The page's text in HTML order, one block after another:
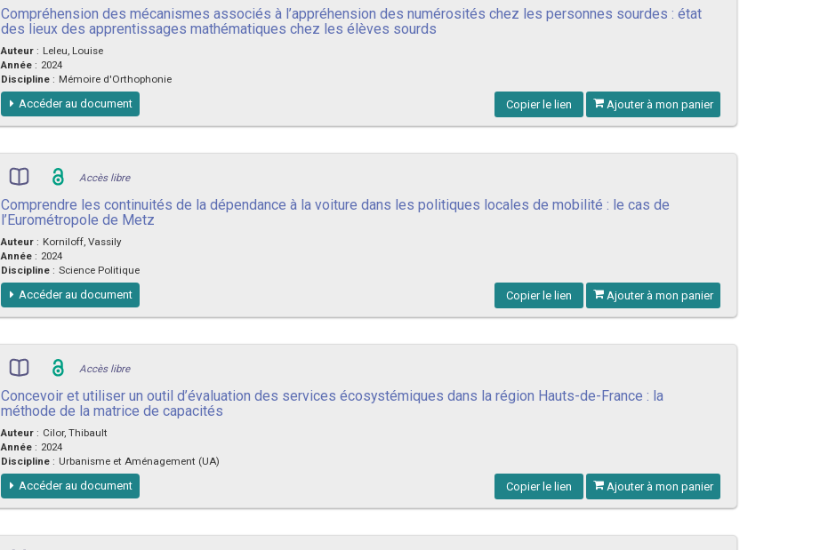
Compréhension des mécanismes associés à l’appréhension des numérosités chez les personnes sourdes : état
des lieux des apprentissages mathématiques chez les élèves sourds
Auteur : Leleu, Louise
Année : 2024
Discipline : Mémoire d'Orthophonie
Copier le lien Ajouter à mon panier
Accéder au document
Accès libre
Comprendre les continuités de la dépendance à la voiture dans les politiques locales de mobilité : le cas de
l’Eurométropole de Metz
Auteur : Korniloff, Vassily
Année : 2024
Discipline : Science Politique
Copier le lien Ajouter à mon panier
Accéder au document
Accès libre
Concevoir et utiliser un outil d’évaluation des services écosystémiques dans la région Hauts-de-France : la
méthode de la matrice de capacités
Auteur : Cilor, Thibault
Année : 2024
Discipline : Urbanisme et Aménagement (UA)
Copier le lien Ajouter à mon panier
Accéder au document